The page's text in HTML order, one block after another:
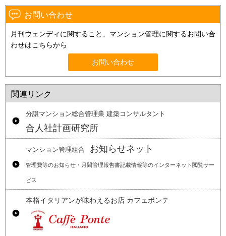
お問い合わせ
月刊ウェンディに関すること、マンション管理に関するお問い合
わせはこちらから
お問い合わせ
関連リンク
分譲マンション総合管理業 建築コンサルタント
合人社計画研究所
マンション管理組合 お知らせネット
管理費等のお知らせ・月間管理報告書記載情報等のインターネット閲覧サー
ビス
本格イタリアンが味わえるお店 カフェポンテ